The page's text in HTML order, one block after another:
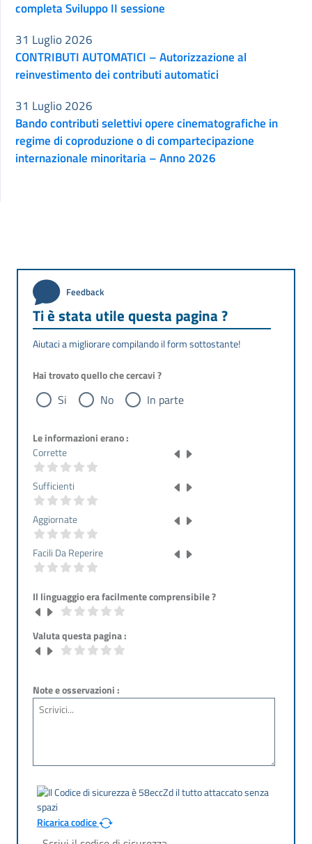
completa Sviluppo II sessione
CONTRIBUTI AUTOMATICI – Autorizzazione al
reinvestimento dei contributi automatici
31 Luglio 2026
Bando contributi selettivi opere cinematografiche in
regime di coproduzione o di compartecipazione
internazionale minoritaria – Anno 2026
31 Luglio 2026
Feedback
Ti è stata utile questa pagina ?
Aiutaci a migliorare compilando il form sottostante!
Hai trovato quello che cercavi ?
Si No In parte
Le informazioni erano :
Corrette
Sufficienti
Aggiornate
Facili Da Reperire
Il linguaggio era facilmente comprensibile ?
Valuta questa pagina :
Note e osservazioni :
Ricarica codice